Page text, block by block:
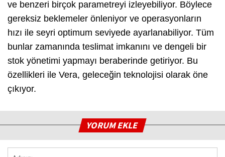
ve benzeri birçok parametreyi izleyebiliyor. Böylece
gereksiz beklemeler önleniyor ve operasyonların
hızı ile seyri optimum seviyede ayarlanabiliyor. Tüm
bunlar zamanında teslimat imkanını ve dengeli bir
stok yönetimi yapmayı beraberinde getiriyor. Bu
özellikleri ile Vera, geleceğin teknolojisi olarak öne
çıkıyor.
YORUM EKLE